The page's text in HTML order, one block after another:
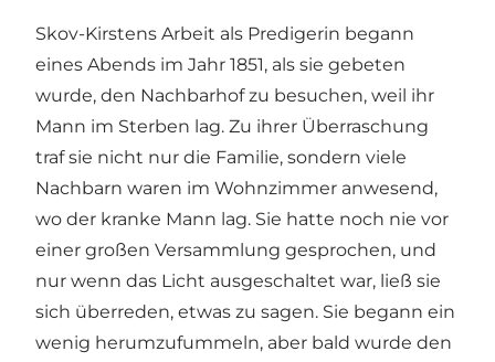
Skov-Kirstens Arbeit als Predigerin begann
eines Abends im Jahr 1851, als sie gebeten
wurde, den Nachbarhof zu besuchen, weil ihr
Mann im Sterben lag. Zu ihrer Überraschung
traf sie nicht nur die Familie, sondern viele
Nachbarn waren im Wohnzimmer anwesend,
wo der kranke Mann lag. Sie hatte noch nie vor
einer großen Versammlung gesprochen, und
nur wenn das Licht ausgeschaltet war, ließ sie
sich überreden, etwas zu sagen. Sie begann ein
wenig herumzufummeln, aber bald wurde den